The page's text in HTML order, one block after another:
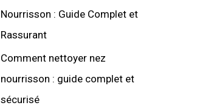
Nourrisson : Guide Complet et
Rassurant
Comment nettoyer nez
nourrisson : guide complet et
sécurisé